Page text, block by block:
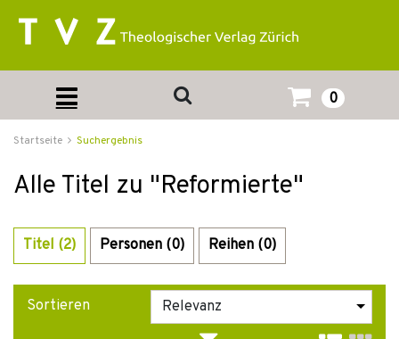
0
Startseite Suchergebnis
Alle Titel zu "Reformierte"
Titel (2) Personen (0) Reihen (0)
Sortieren